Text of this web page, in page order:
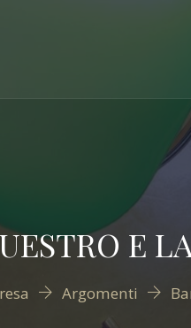
E
Argomenti